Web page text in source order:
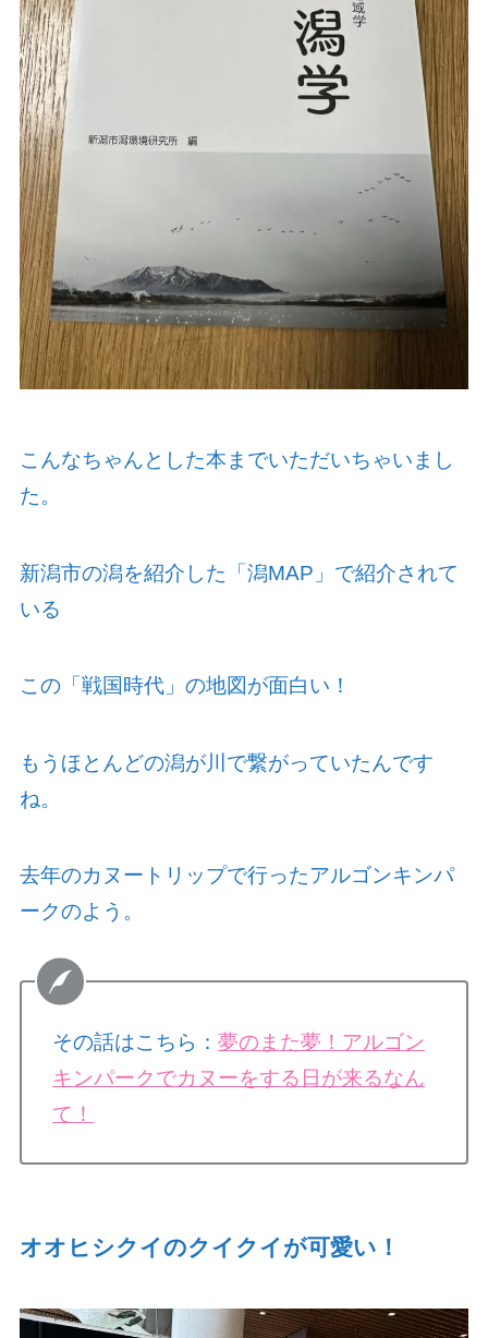
こんなちゃんとした本までいただいちゃいまし
た。
新潟市の潟を紹介した「潟MAP 」で紹介されて
いる
この「戦国時代」の地図が面白い！
もうほとんどの潟が川で繋がっていたんです
ね。
去年のカヌートリップで行ったアルゴンキンパ
ークのよう。
その話はこちら：夢のまた夢！アルゴン
キンパークでカヌーをする日が来るなん
て！
オオヒシクイのクイクイが可愛い！